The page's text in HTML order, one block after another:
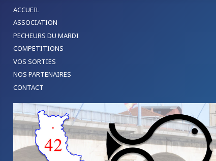
ACCUEIL
ASSOCIATION
PECHEURS DU MARDI
COMPETITIONS
VOS SORTIES
NOS PARTENAIRES
CONTACT